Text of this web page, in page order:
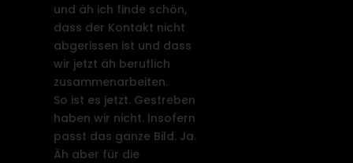
und äh ich finde schön,
dass der Kontakt nicht
abgerissen ist und dass
wir jetzt äh beruflich
zusammenarbeiten.
So ist es jetzt. Gestreben
haben wir nicht. Insofern
passt das ganze Bild. Ja.
Äh aber für die